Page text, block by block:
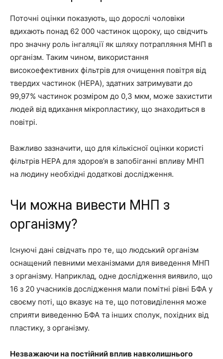
Поточні оцінки показують, що дорослі чоловіки
вдихають понад 62 000 частинок щороку, що свідчить
про значну роль інгаляції як шляху потрапляння МНП в
організм. Таким чином, використання
високоефективних фільтрів для очищення повітря від
твердих частинок (HEPA), здатних затримувати до
99,97% частинок розміром до 0,3 мкм, може захистити
людей від вдихання мікропластику, що знаходиться в
повітрі.
Важливо зазначити, що для кількісної оцінки користі
фільтрів HEPA для здоров’я в запобіганні впливу МНП
на людину необхідні додаткові дослідження.
Чи можна вивести МНП з
організму?
Існуючі дані свідчать про те, що людський організм
оснащений певними механізмами для виведення МНП
з організму. Наприклад, одне дослідження виявило, що
16 з 20 учасників дослідження мали помітні рівні БФА у
своєму поті, що вказує на те, що потовиділення може
сприяти виведенню БФА та інших сполук, похідних від
пластику, з організму.
Незважаючи на постійний вплив навколишнього